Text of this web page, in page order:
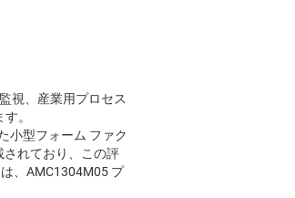
視、産業用プロセス
。
小型フォーム ファク
されており、この評
、AMC1304M05 プ